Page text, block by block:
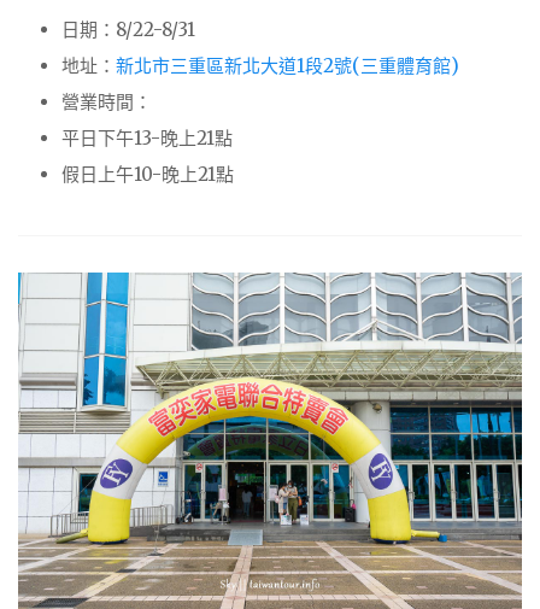
日期：8/22-8/31
地址： 新北市三重區新北大道1段2號(三重體育館)
營業時間：
平日下午13-晚上21點
假日上午10-晚上21點